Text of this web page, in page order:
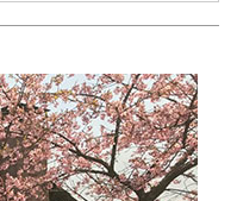
蘇の山奥で平日は畑仕
夫と小さなレストラン
る折居多恵さん。もと
リエイターとして東京
しており、仕事も暮ら